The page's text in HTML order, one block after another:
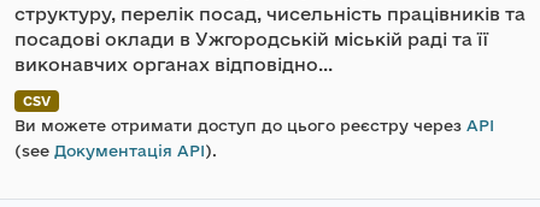
структуру, перелік посад, чисельність працівників та
посадові оклади в Ужгородській міській раді та її
виконавчих органах відповідно...
CSV
Ви можете отримати доступ до цього реєстру через API
(see Документація API).